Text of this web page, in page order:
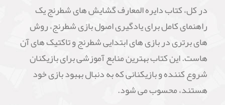
در کل، کتاب دایره المعارف گشایش های شطرنج یک
راهنمای کامل برای یادگیری اصول بازی شطرنج، روش
های برتری در بازی های ابتدایی شطرنج و تاکتیک های آن
هاست. این کتاب بهترین منابع آموزشی برای بازیکنان
شروع کننده و بازیکنانی که به دنبال بهبود بازی خود
هستند، محسوب می شود.